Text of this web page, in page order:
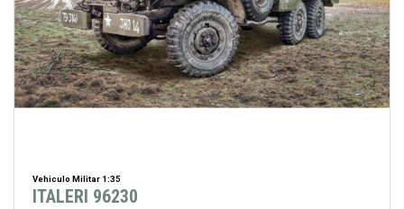
Vehiculo Militar 1:35
ITALERI 96230